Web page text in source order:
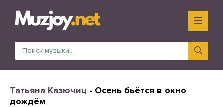
Татьяна Казючиц - Осень бьётся в окно
дождём